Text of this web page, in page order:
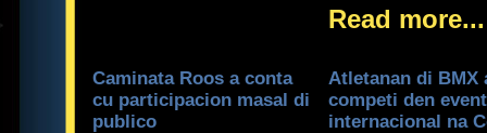
Read more...
Caminata Roos a conta
cu participacion masal di
publico
Atletanan di BMX
competi den
internacional na